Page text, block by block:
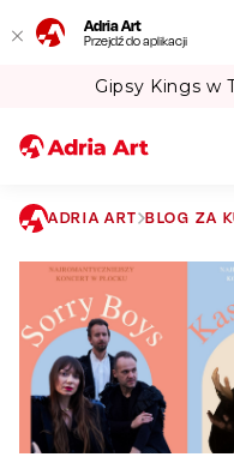
Adria Art
Przejdź do aplikacji
Gipsy Kings w
ADRIA ART BLOG ZA